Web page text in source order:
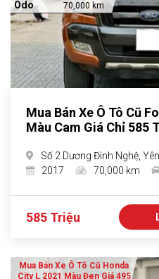
Odo 70,000 km
Mua Bán Xe Ô Tô Cũ
Màu Cam Giá Chỉ 585
Số 2 Dương Đình Nghệ,
2017
70,000 km
585 Triệu
Mua Bán Xe Ô Tô Cũ Honda
City L 2021 Màu Đen Giá 495